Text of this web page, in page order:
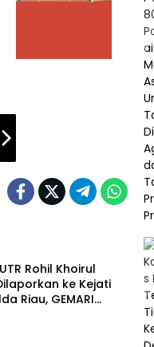
Rohil Khoirul
ke Kejati
Riau, GEMARI